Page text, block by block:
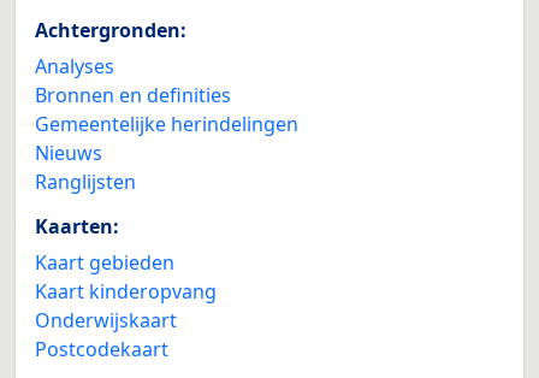
Achtergronden:
Analyses
Bronnen en definities
Gemeentelijke herindelingen
Nieuws
Ranglijsten
Kaarten:
Kaart gebieden
Kaart kinderopvang
Onderwijskaart
Postcodekaart